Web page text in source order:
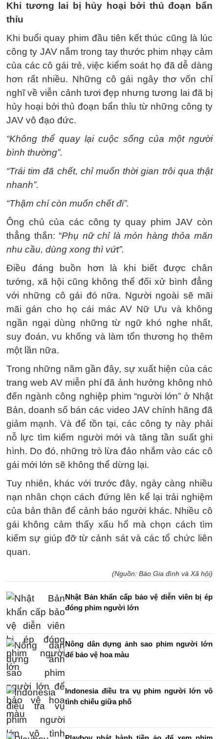
Khi tương lai bị hủy hoại bởi thủ đoạn bẩn
thỉu
Khi buổi quay phim đầu tiên kết thúc cũng là lúc
công ty JAV nắm trong tay thước phim nhạy cảm
của các cô gái trẻ, việc kiểm soát họ đã dễ dàng
hơn rất nhiều. Những cô gái ngây thơ vốn chỉ
nghĩ về viễn cảnh tươi đẹp nhưng tương lai đã bị
hủy hoại bởi thủ đoạn bẩn thỉu từ những công ty
JAV vô đạo đức.
“Không thể quay lại cuộc sống của một người
bình thường”.
“Trái tim đã chết, chỉ muốn thời gian trôi qua thật
nhanh”.
“Thậm chí còn muốn chết đi”.
Ông chủ của các công ty quay phim JAV còn
thẳng thắn: “Phụ nữ chỉ là món hàng thỏa mãn
nhu cầu, dùng xong thì vứt”.
Điều đáng buồn hơn là khi biết được chân
tướng, xã hội cũng không thể đối xử bình đẳng
với những cô gái đó nữa. Người ngoài sẽ mãi
mãi gán cho họ cái mác AV Nữ Ưu và không
ngần ngại dùng những từ ngữ khó nghe nhất,
suy đoán, vu khống và làm tổn thương họ thêm
một lần nữa.
Trong những năm gần đây, sự xuất hiện của các
trang web AV miễn phí đã ảnh hưởng không nhỏ
đến ngành công nghiệp phim “người lớn” ở Nhật
Bản, doanh số bán các video JAV chính hãng đã
giảm mạnh. Và để tồn tại, các công ty này phải
nỗ lực tìm kiếm người mới và tăng tần suất ghi
hình. Do đó, những trò lừa đảo nhắm vào các cô
gái mới lớn sẽ không thể dừng lại.
Tuy nhiên, khác với trước đây, ngày càng nhiều
nạn nhân chọn cách đứng lên kể lại trải nghiệm
của bản thân để cảnh báo người khác. Nhiều cô
gái không cảm thấy xấu hổ mà chọn cách tìm
kiếm sự giúp đỡ từ cảnh sát và các tổ chức liên
quan.
(Nguồn: Báo Gia đình và Xã hội)
Nhật Bản khẩn cấp bảo vệ diễn viên bị ép
đóng phim người lớn
Nông dân dựng ảnh sao phim người lớn
để bảo vệ hoa màu
Indonesia điều tra vụ phim người lớn vô
tình chiếu giữa phố